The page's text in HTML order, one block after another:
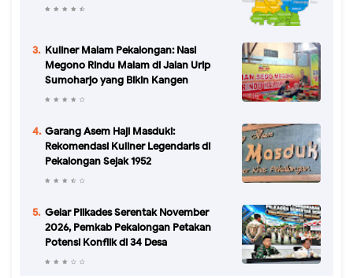
Kuliner Malam Pekalongan: Nasi
Megono Rindu Malam di Jalan Urip
Sumoharjo yang Bikin Kangen
Garang Asem Haji Masduki:
Rekomendasi Kuliner Legendaris di
Pekalongan Sejak 1952
Gelar Pilkades Serentak November
2026, Pemkab Pekalongan Petakan
Potensi Konflik di 34 Desa